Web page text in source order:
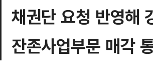
채권단 요청 반영해
잔존사업부문 매각